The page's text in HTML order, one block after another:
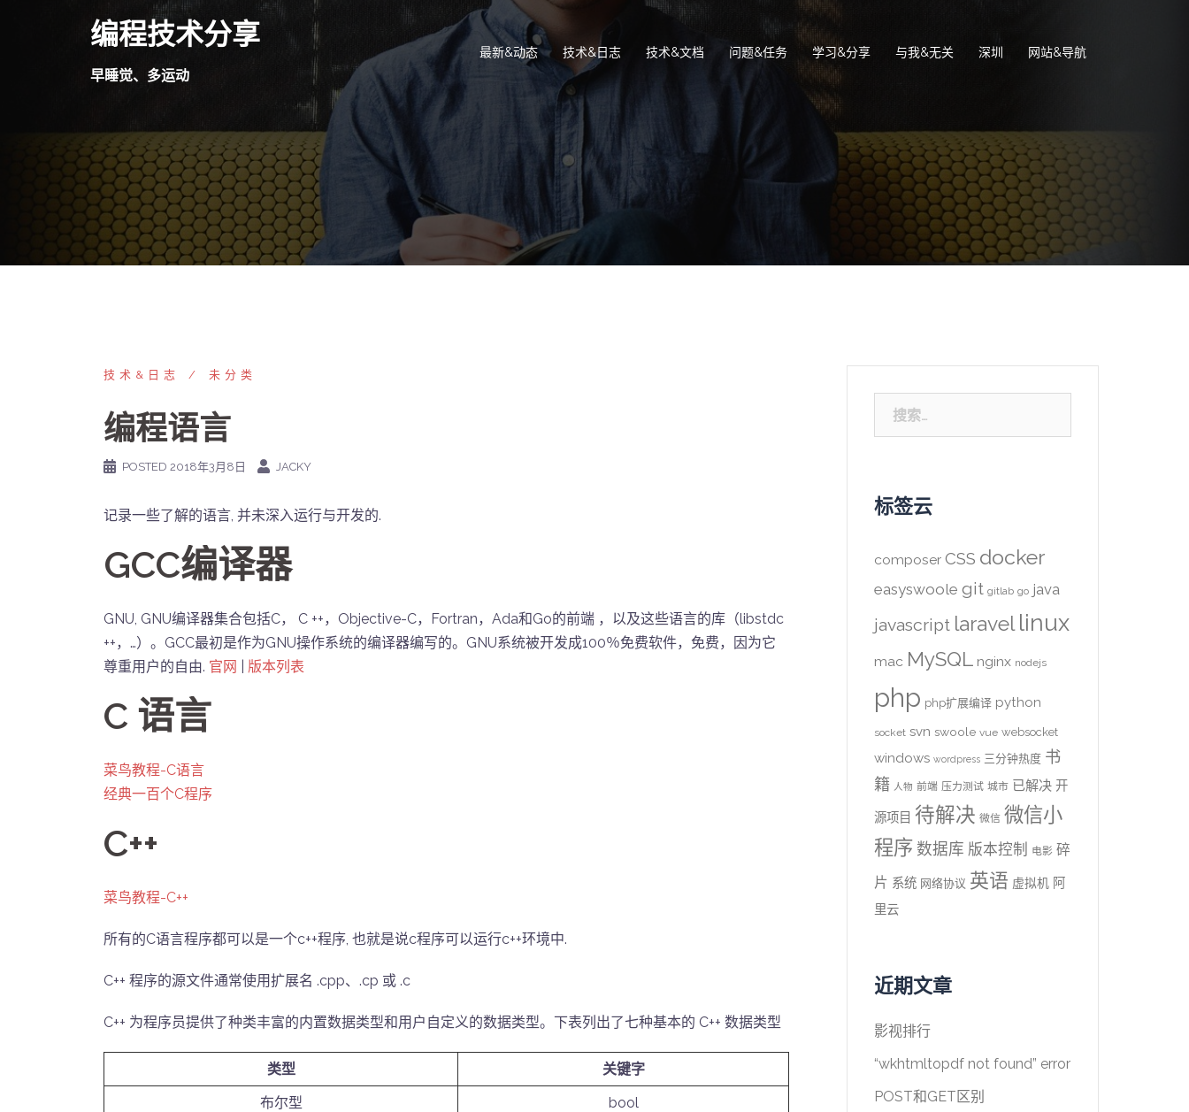
编程技术分享
早睡觉、多运动
最新&动态 技术&日志 技术&文档 问题&任务 学习&分享 与我&无关 深圳 网站&导航
技术&日志 未分类
编程语言
POSTED 2018年3月8日 JACKY
记录一些了解的语言, 并未深入运行与开发的.
GCC编译器
GNU, GNU编译器集合包括C， C ++，Objective-C，Fortran，Ada和Go的前端 ，以及这些语言的库（libstdc
++，…）。GCC最初是作为GNU操作系统的编译器编写的。GNU系统被开发成100％免费软件，免费，因为它
尊重用户的自由. 官网 版本列表
C 语言
菜鸟教程-C语言
经典一百个C程序
C++
菜鸟教程-C++
所有的C语言程序都可以是一个c++程序, 也就是说c程序可以运行c++环境中.
C++ 程序的源文件通常使用扩展名 .cpp、.cp 或 .c
C++ 为程序员提供了种类丰富的内置数据类型和用户自定义的数据类型。下表列出了七种基本的 C++ 数据类型
类型
关键字
布尔型
bool
索：
标签云
composer CSS docker
easyswoole git gitlab go java
javascript laravel linux
mac MySQL nginx nodejs
php php扩展编译 python
socket svn swoole vue websocket
windows wordpress 三分钟热度 书
籍 人物 前端 压力测试 城市 已解决 开
源项目 待解决 微信 微信小
程序 数据库 版本控制 电影 碎
片 系统 网络协议 英语 虚拟机 阿
里云
近期文章
影视排行
“wkhtmltopdf not found” error
POST和GET区别